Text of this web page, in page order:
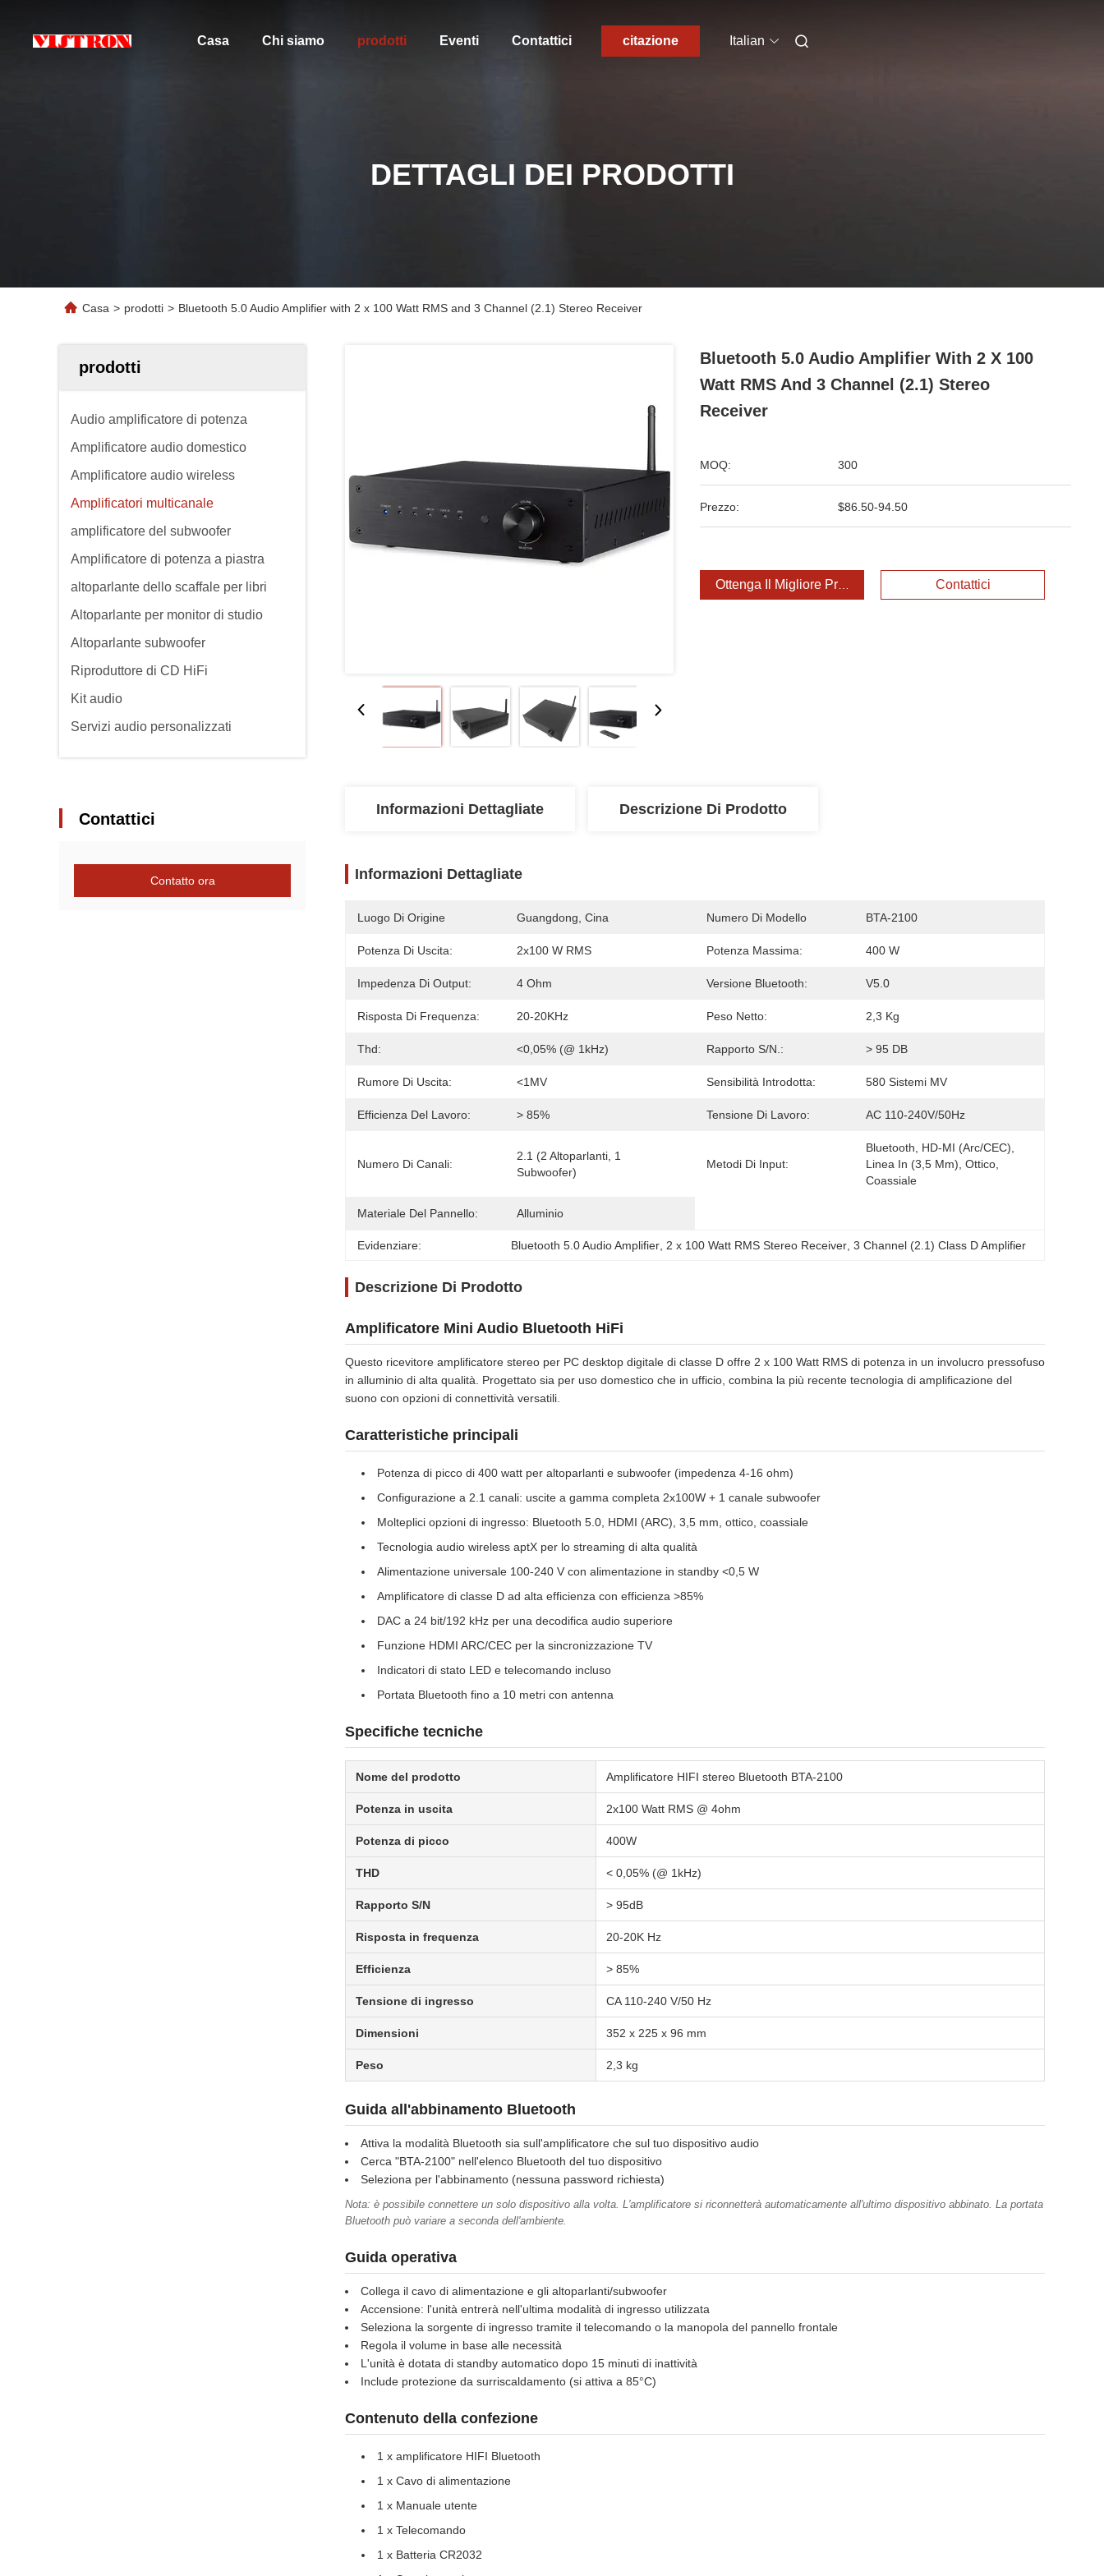
Casa Chi siamo prodotti Eventi Contattici citazione Italian
DETTAGLI DEI PRODOTTI
Casa > prodotti > Bluetooth 5.0 Audio Amplifier with 2 x 100 Watt RMS and 3 Channel (2.1) Stereo Receiver
prodotti
Audio amplificatore di potenza
Amplificatore audio domestico
Amplificatore audio wireless
Amplificatori multicanale
amplificatore del subwoofer
Amplificatore di potenza a piastra
altoparlante dello scaffale per libri
Altoparlante per monitor di studio
Altoparlante subwoofer
Riproduttore di CD HiFi
Kit audio
Servizi audio personalizzati
Contattici
Contatto ora
Bluetooth 5.0 Audio Amplifier With 2 X 100
Watt RMS And 3 Channel (2.1) Stereo
Receiver
MOQ: 300
Prezzo: $86.50-94.50
Ottenga Il Migliore Prezzo Contattici
Informazioni Dettagliate Descrizione Di Prodotto
Informazioni Dettagliate
Luogo Di Origine Guangdong, Cina Numero Di Modello BTA-2100
Potenza Di Uscita: 2x100 W RMS Potenza Massima: 400 W
Impedenza Di Output: 4 Ohm Versione Bluetooth: V5.0
Risposta Di Frequenza: 20-20KHz Peso Netto: 2,3 Kg
Thd: <0,05% (@ 1kHz) Rapporto S/N.: > 95 DB
Rumore Di Uscita: <1MV Sensibilità Introdotta: 580 Sistemi MV
Efficienza Del Lavoro: > 85% Tensione Di Lavoro: AC 110-240V/50Hz
Numero Di Canali:
2.1 (2 Altoparlanti, 1
Subwoofer)
Metodi Di Input:
Bluetooth, HD-MI (arc/CEC),
Linea In (3,5 Mm), Ottico,
Coassiale
Materiale Del Pannello: Alluminio
Evidenziare: Bluetooth 5.0 Audio Amplifier 2 x 100 Watt RMS Stereo Receiver , 3 Channel (2.1) Class D Amplifier
Descrizione Di Prodotto
Amplificatore Mini Audio Bluetooth HiFi
Questo ricevitore amplificatore stereo per PC desktop digitale di classe D offre 2 x 100 Watt RMS di potenza in un involucro pressofuso
in alluminio di alta qualità. Progettato sia per uso domestico che in ufficio, combina la più recente tecnologia di amplificazione del
suono con opzioni di connettività versatili.
Caratteristiche principali
Potenza di picco di 400 watt per altoparlanti e subwoofer (impedenza 4-16 ohm)
Configurazione a 2.1 canali: uscite a gamma completa 2x100W + 1 canale subwoofer
Molteplici opzioni di ingresso: Bluetooth 5.0, HDMI (ARC), 3,5 mm, ottico, coassiale
Tecnologia audio wireless aptX per lo streaming di alta qualità
Alimentazione universale 100-240 V con alimentazione in standby <0,5 W
Amplificatore di classe D ad alta efficienza con efficienza >85%
DAC a 24 bit/192 kHz per una decodifica audio superiore
Funzione HDMI ARC/CEC per la sincronizzazione TV
Indicatori di stato LED e telecomando incluso
Portata Bluetooth fino a 10 metri con antenna
Specifiche tecniche
Nome del prodotto Amplificatore HIFI stereo Bluetooth BTA-2100
Potenza in uscita 2x100 Watt RMS @ 4ohm
Potenza di picco 400W
THD < 0,05% (@ 1kHz)
Rapporto S/N > 95dB
Risposta in frequenza 20-20K Hz
Efficienza > 85%
Tensione di ingresso CA 110-240 V/50 Hz
Dimensioni 352 x 225 x 96 mm
Peso 2,3 kg
Guida all'abbinamento Bluetooth
Attiva la modalità Bluetooth sia sull'amplificatore che sul tuo dispositivo audio
Cerca "BTA-2100" nell'elenco Bluetooth del tuo dispositivo
Seleziona per l'abbinamento (nessuna password richiesta)
Nota: è possibile connettere un solo dispositivo alla volta. L'amplificatore si riconnetterà automaticamente all'ultimo dispositivo abbinato. La portata
Bluetooth può variare a seconda dell'ambiente.
Guida operativa
Collega il cavo di alimentazione e gli altoparlanti/subwoofer
Accensione: l'unità entrerà nell'ultima modalità di ingresso utilizzata
Seleziona la sorgente di ingresso tramite il telecomando o la manopola del pannello frontale
Regola il volume in base alle necessità
L'unità è dotata di standby automatico dopo 15 minuti di inattività
Include protezione da surriscaldamento (si attiva a 85°C)
Contenuto della confezione
1 x amplificatore HIFI Bluetooth
1 x Cavo di alimentazione
1 x Manuale utente
1 x Telecomando
1 x Batteria CR2032